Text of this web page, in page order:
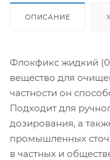
ОПИСАНИЕ
Флокфикс жидкий
вещество для
частности он
Подходит для
дозирования, а
промышленных
в частных и